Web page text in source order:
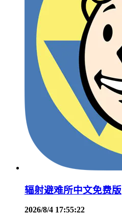
辐射避难所中文免费版
2026/8/4 17:55:22